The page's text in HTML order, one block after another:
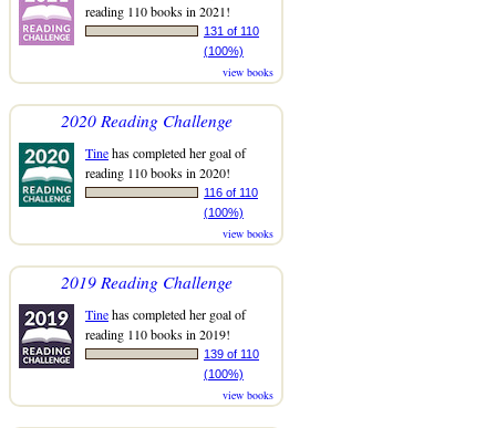
reading 110 books in 2021!
131 of 110
(100%)
view books
2020 Reading Challenge
Tinehas completed her goal of
reading 110 books in 2020!
116 of 110
(100%)
view books
2019 Reading Challenge
Tinehas completed her goal of
reading 110 books in 2019!
139 of 110
(100%)
view books